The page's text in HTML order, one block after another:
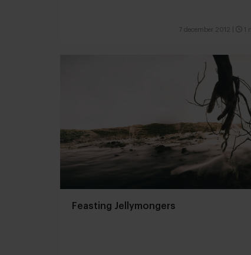
7 december 2012 1
Feasting Jellymongers